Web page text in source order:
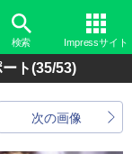
検索 Impressサイト
ト(35/53)
次の画像